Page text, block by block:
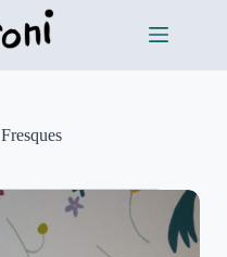
Fresques